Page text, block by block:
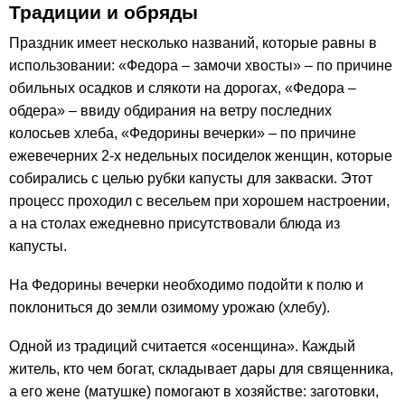
Традиции и обряды
Праздник имеет несколько названий, которые равны в
использовании: «Федора – замочи хвосты» – по причине
обильных осадков и слякоти на дорогах, «Федора –
обдера» – ввиду обдирания на ветру последних
колосьев хлеба, «Федорины вечерки» – по причине
ежевечерних 2-х недельных посиделок женщин, которые
собирались с целью рубки капусты для закваски. Этот
процесс проходил с весельем при хорошем настроении,
а на столах ежедневно присутствовали блюда из
капусты.
На Федорины вечерки необходимо подойти к полю и
поклониться до земли озимому урожаю (хлебу).
Одной из традиций считается «осенщина». Каждый
житель, кто чем богат, складывает дары для священника,
а его жене (матушке) помогают в хозяйстве: заготовки,